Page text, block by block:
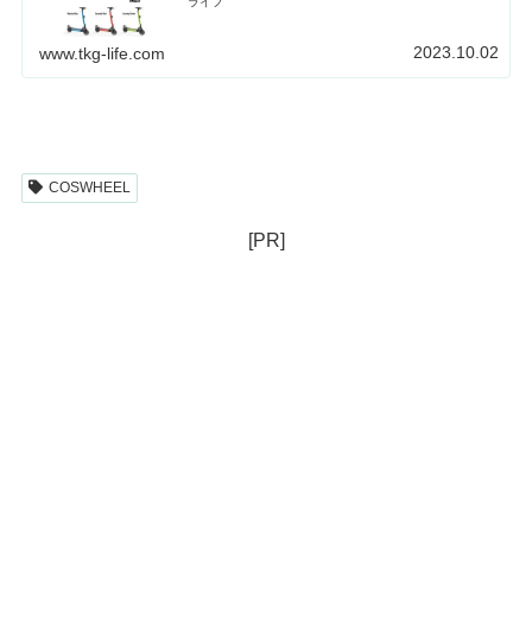
www.tkg-life.com 2023.10.02
COSWHEEL
[PR]